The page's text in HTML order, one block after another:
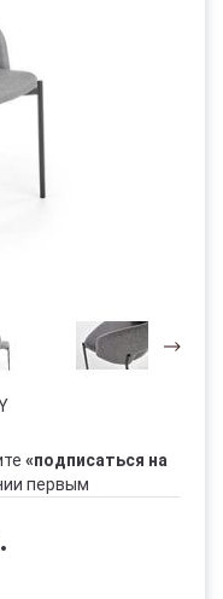
«подписаться на
первым